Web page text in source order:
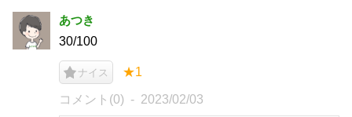
あつき
30/100
ナイス ★1
コメント(0) 2023/02/03